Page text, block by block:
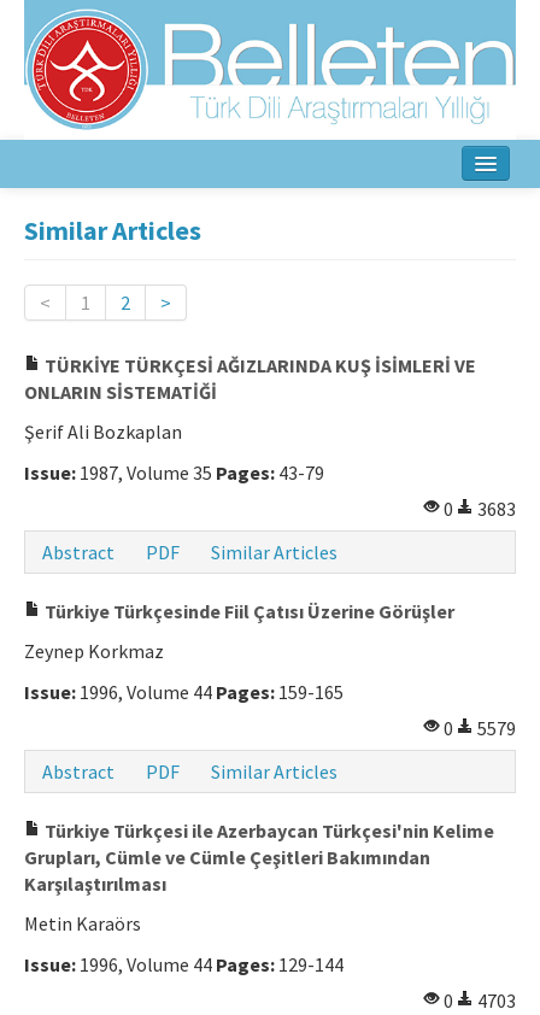
Aim & Scope
Editorial Board
Ethical Principles
Contact Us
Manuscript Submission
ISSN: 0564-5050 · e-ISSN: 2651-5113
Similar Articles
< 1 2 >
TÜRKİYE TÜRKÇESİ AĞIZLARINDA KUŞ İSİMLERİ VE
ONLARIN SİSTEMATİĞİ
Şerif Ali Bozkaplan
Issue: 1987, Volume 35 Pages: 43-79
0
3683
Abstract
PDF Similar Articles
Türkiye Türkçesinde Fiil Çatısı Üzerine Görüşler
Zeynep Korkmaz
Issue: 1996, Volume 44 Pages: 159-165
0
5579
Abstract
PDF Similar Articles
Türkiye Türkçesi ile Azerbaycan Türkçesi'nin Kelime
Grupları, Cümle ve Cümle Çeşitleri Bakımından
Karşılaştırılması
Metin Karaörs
Issue: 1996, Volume 44 Pages: 129-144
0
4703